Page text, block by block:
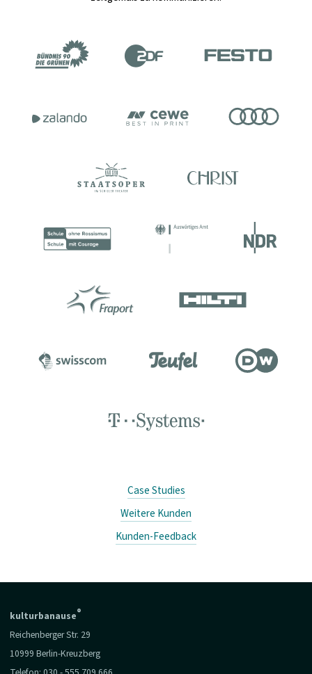
Case Studies
Weitere Kunden
Kunden-Feedback
kulturbanause®
Reichenberger Str. 29
10999 Berlin-Kreuzberg